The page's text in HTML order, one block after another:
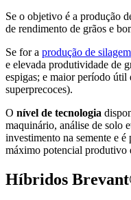
Se o objetivo é a produção
de rendimento de grãos e
Se for a produção de silagem
e elevada produtividade de
espigas; e maior período
superprecoces).
O nível de tecnologia
maquinário, análise de solo
investimento na semente e
máximo potencial produtivo
Híbridos